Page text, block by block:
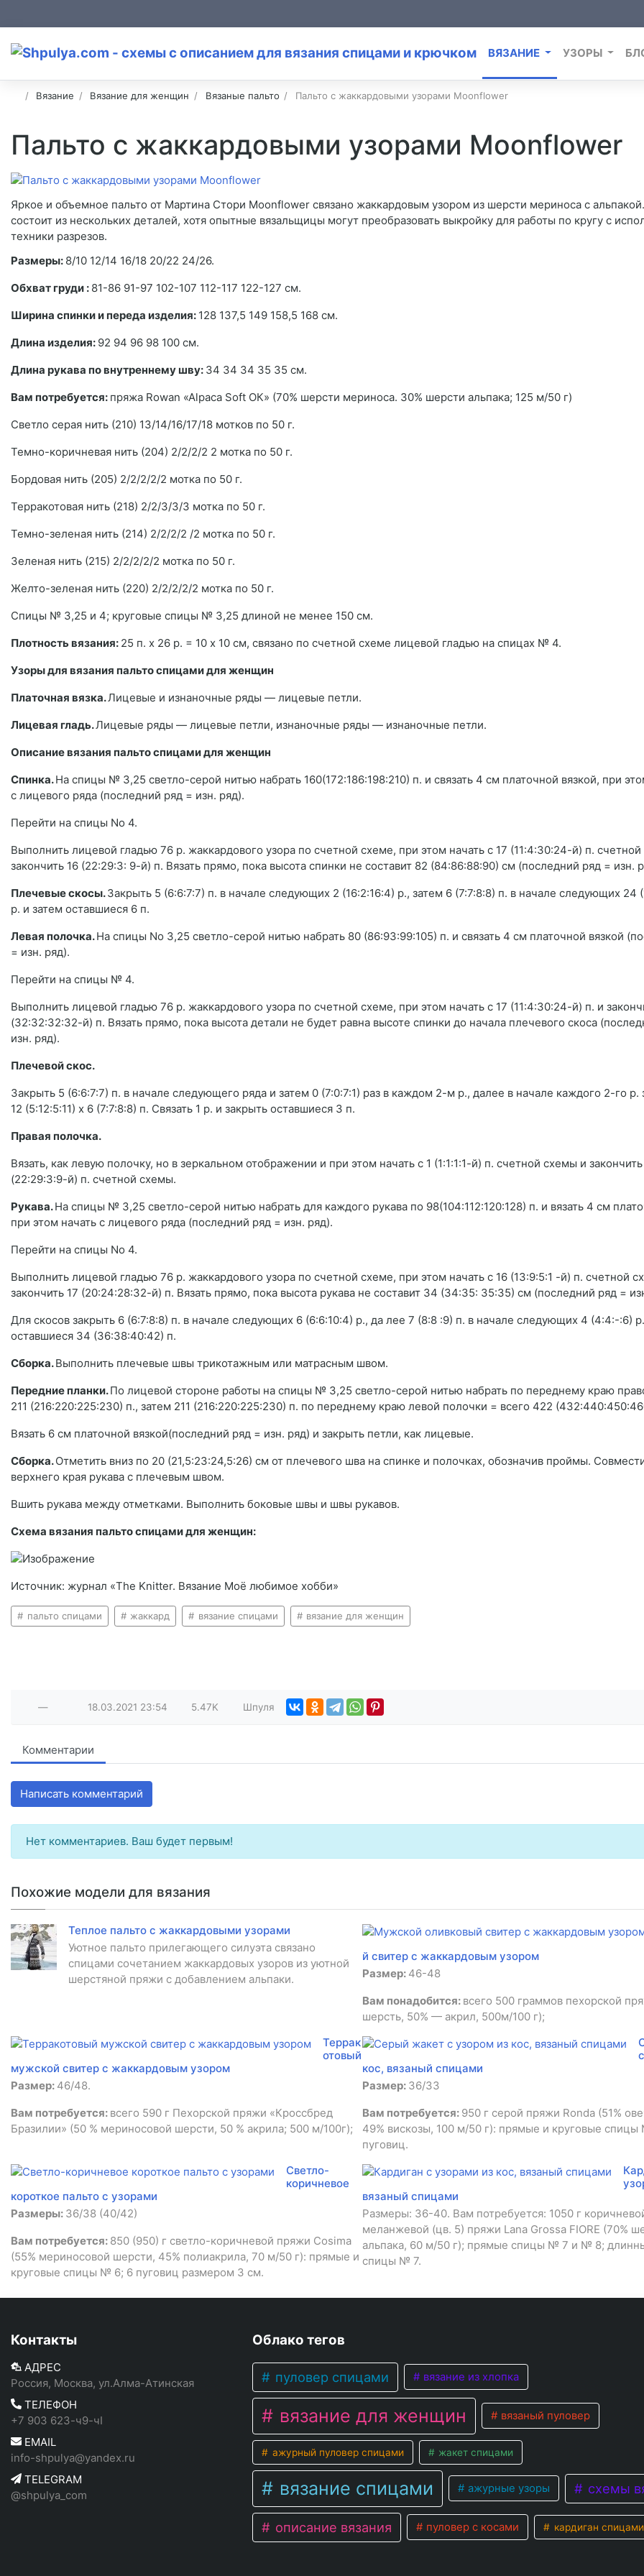
ВЯЗАНИЕ УЗОРЫ
Вязание Вязание для женщин Вязаные пальто Пальто с жаккардовыми узорами Moonflower
Пальто с жаккардовыми узорами Moonflower
Яркое и объемное пальто от Мартина Стори Moonflower связано жаккардовым узором из шерсти мериноса с
состоит из нескольких деталей, хотя опытные вязальщицы могут преобразовать выкройку для работы по кругу с
техники разрезов.
Размеры: 8/10 12/14 16/18 20/22 24/26.
Обхват груди : 81-86 91-97 102-107 112-117 122-127 см.
Ширина спинки и переда изделия: 128 137,5 149 158,5 168 см.
Длина изделия: 92 94 96 98 100 см.
Длина рукава по внутреннему шву: 34 34 34 35 35 см.
Вам потребуется: пряжа Rowan «Alpaca Soft ОК» (70% шерсти мериноса. 30% шерсти альпака; 125 м/50 г)
Светло серая нить (210) 13/14/16/17/18 мотков по 50 г.
Темно-коричневая нить (204) 2/2/2/2 2 мотка по 50 г.
Бордовая нить (205) 2/2/2/2/2 мотка по 50 г.
Терракотовая нить (218) 2/2/3/3/3 мотка по 50 г.
Темно-зеленая нить (214) 2/2/2/2 /2 мотка по 50 г.
Зеленая нить (215) 2/2/2/2/2 мотка по 50 г.
Желто-зеленая нить (220) 2/2/2/2/2 мотка по 50 г.
Спицы № 3,25 и 4; круговые спицы № 3,25 длиной не менее 150 см.
Плотность вязания: 25 п. х 26 р. = 10 х 10 см, связано по счетной схеме лицевой гладью на спицах № 4.
Узоры для вязания пальто спицами для женщин
Платочная вязка.Лицевые и изнаночные ряды — лицевые петли.
Лицевая гладь.Лицевые ряды — лицевые петли, изнаночные ряды — изнаночные петли.
Описание вязания пальто спицами для женщин
Спинка.На спицы № 3,25 светло-серой нитью набрать 160(172:186:198:210) п. и связать 4 см платочной вязкой, при
с лицевого ряда (последний ряд = изн. ряд).
Перейти на спицы No 4.
Выполнить лицевой гладью 76 р. жаккардового узора по счетной схеме, при этом начать с 17 (11:4:30:24-й) п.
закончить 16 (22:29:3: 9-й) п. Вязать прямо, пока высота спинки не составит 82 (84:86:88:90) см (последний ряд = изн.
Плечевые скосы.Закрыть 5 (6:6:7:7) п. в начале следующих 2 (16:2:16:4) р., затем 6 (7:7:8:8) п. в начале следующих 24
р. и затем оставшиеся 6 п.
Левая полочка.На спицы No 3,25 светло-серой нитью набрать 80 (86:93:99:105) п. и связать 4 см платочной вязкой
= изн. ряд).
Перейти на спицы № 4.
Выполнить лицевой гладью 76 р. жаккардового узора по счетной схеме, при этом начать с 17 (11:4:30:24-й) п. и
(32:32:32:32-й) п. Вязать прямо, пока высота детали не будет равна высоте спинки до начала плечевого скоса
изн. ряд).
Плечевой скос.
Закрыть 5 (6:6:7:7) п. в начале следующего ряда и затем 0 (7:0:7:1) раз в каждом 2-м р., далее в начале каждого 2-го р.
12 (5:12:5:11) х 6 (7:7:8:8) п. Связать 1 р. и закрыть оставшиеся 3 п.
Правая полочка.
Вязать, как левую полочку, но в зеркальном отображении и при этом начать с 1 (1:1:1:1-й) п. счетной схемы и
(22:29:3:9-й) п. счетной схемы.
Рукава.На спицы № 3,25 светло-серой нитью набрать для каждого рукава по 98(104:112:120:128) п. и вязать 4 см
при этом начать с лицевого ряда (последний ряд = изн. ряд).
Перейти на спицы No 4.
Выполнить лицевой гладью 76 р. жаккардового узора по счетной схеме, при этом начать с 16 (13:9:5:1 -й) п. счетной
закончить 17 (20:24:28:32-й) п. Вязать прямо, пока высота рукава не составит 34 (34:35: 35:35) см (последний ряд =
Для скосов закрыть 6 (6:7:8:8) п. в начале следующих 6 (6:6:10:4) р., да лее 7 (8:8 :9) п. в начале следующих 4 (4:4:-:6)
оставшиеся 34 (36:38:40:42) п.
Сборка.Выполнить плечевые швы трикотажным или матрасным швом.
Передние планки.По лицевой стороне работы на спицы № 3,25 светло-серой нитью набрать по переднему краю
211 (216:220:225:230) п., затем 211 (216:220:225:230) п. по переднему краю левой полочки = всего 422
Вязать 6 см платочной вязкой(последний ряд = изн. ряд) и закрыть петли, как лицевые.
Сборка.Отметить вниз по 20 (21,5:23:24,5:26) см от плечевого шва на спинке и полочках, обозначив проймы.
верхнего края рукава с плечевым швом.
Вшить рукава между отметками. Выполнить боковые швы и швы рукавов.
Схема вязания пальто спицами для женщин:
Источник: журнал «The Knitter. Вязание Моё любимое хобби»
пальто спицами жаккард вязание спицами вязание для женщин
— 18.03.2021 23:54 5.47K Шпуля
Комментарии
Написать комментарий
Нет комментариев. Ваш будет первым!
Похожие модели для вязания
Теплое пальто с жаккардовыми узорами
Уютное пальто прилегающего силуэта связано
спицами сочетанием жаккардовых узоров из уютной
шерстяной пряжи с добавлением альпаки.
й свитер с жаккардовым узором
Размер: 46-48
Вам понадобится: всего 500 граммов пехорской
шерсть, 50% — акрил, 500м/100 г);
Террак
отовый
мужской свитер с жаккардовым узором
Размер: 46/48.
Вам потребуется: всего 590 г Пехорской пряжи «Кроссбред
Бразилии» (50 % мериносовой шерсти, 50 % акрила; 500 м/100г);
кос, вязаный спицами
Размер: 36/33
Вам потребуется: 950 г серой пряжи Ronda (51%
49% вискозы, 100 м/50 г): прямые и круговые
пуговиц.
Светло-
коричневое
короткое пальто с узорами
Размеры: 36/38 (40/42)
Вам потребуется: 850 (950) г светло-коричневой пряжи Cosima
(55% мериносовой шерсти, 45% полиакрила, 70 м/50 г): прямые и
круговые спицы № 6; 6 пуговиц размером 3 см.
вязаный спицами
Размеры: 36-40. Вам потребуется: 1050 г
меланжевой (цв. 5) пряжи Lana Grossa FIORE (70%
альпака, 60 м/50 г); прямые спицы № 7 и № 8;
спицы № 7.
Контакты
АДРЕС
Россия, Москва, ул.Алма-Атинская
ТЕЛЕФОН
+7 903 623-ч9-чI
EMAIL
info-shpulya@yandex.ru
TELEGRAM
@shpulya_com
Облако тегов
пуловер спицами вязание из хлопка
вязание для женщин вязаный пуловер
ажурный пуловер спицами жакет спицами
вязание спицами ажурные узоры схемы
описание вязания пуловер с косами кардиган спицами